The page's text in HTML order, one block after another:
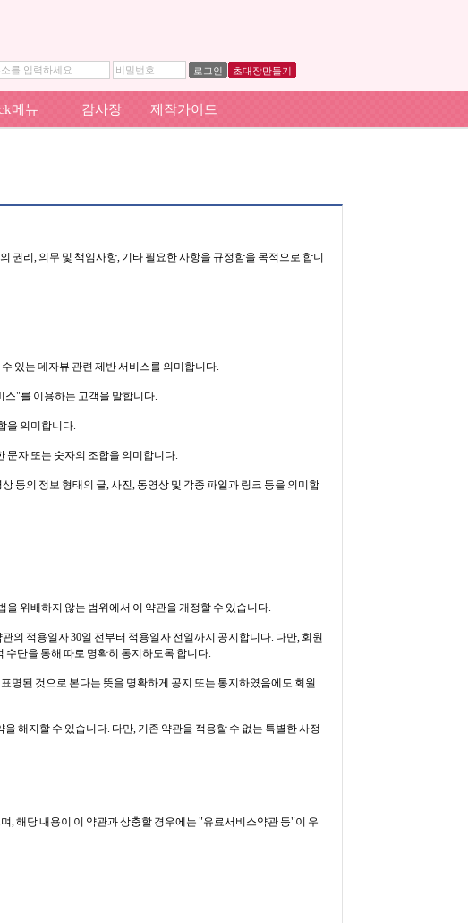
를 입력하세요 비밀번호 로그인 초대장만들기
메뉴 감사장 제작가이드
권리, 의무 및 책임사항, 기타 필요한 사항을 규정함을 목적으로 합니
있는 데자뷰 관련 제반 서비스를 의미합니다.
"를 이용하는 고객을 말합니다.
을 의미합니다.
자 또는 숫자의 조합을 의미합니다.
의 정보 형태의 글, 사진, 동영상 및 각종 파일과 링크 등을 의미합
위배하지 않는 범위에서 이 약관을 개정할 수 있습니다.
의 적용일자 30일 전부터 적용일자 전일까지 공지합니다. 다만, 회원
단을 통해 따로 명확히 통지하도록 합니다.
명된 것으로 본다는 뜻을 명확하게 공지 또는 통지하였음에도 회원
해지할 수 있습니다. 다만, 기존 약관을 적용할 수 없는 특별한 사정
, 해당 내용이 이 약관과 상충할 경우에는 "유료서비스약관 등"이 우